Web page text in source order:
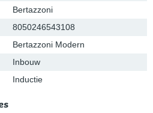
Bertazzoni
8050246543108
Bertazzoni Modern
Inbouw
Inductie